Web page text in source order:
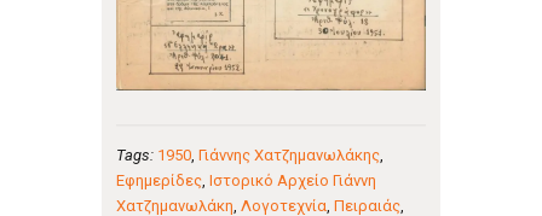
Tags: 1950, Γιάννης Χατζημανωλάκης,
Εφημερίδες, Ιστορικό Αρχείο Γιάννη
Χατζημανωλάκη Λογοτεχνία Πειραιάς,